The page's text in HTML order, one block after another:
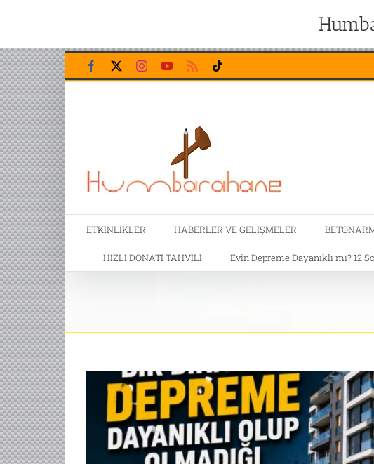
Skip
to
content
Facebook InstagramYouTubeRss
ETKİNLİKLER HABERLER VE GELİŞMELER
HIZLI DONATI TAHVİLİ Evin Depreme Dayanıklı mı? 12